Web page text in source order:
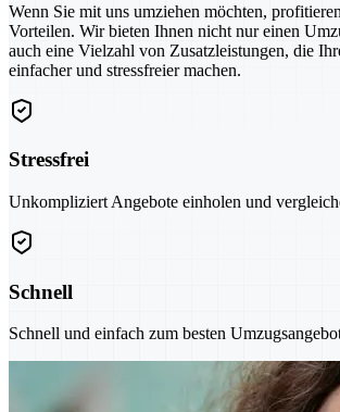
Wenn Sie mit uns umziehen möchten,
Vorteilen. Wir bieten Ihnen nicht nur einen
auch eine Vielzahl von Zusatzleistungen, die
einfacher und stressfreier machen.
Stressfrei
Unkompliziert Angebote einholen und
Schnell
Schnell und einfach zum besten